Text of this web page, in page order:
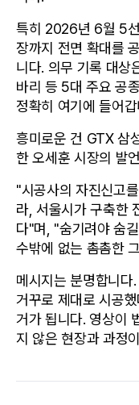
특히 2026년 6월 5
장까지 전면 확대를
니다. 의무 기록 대상
바리 등 5대 주요 공
정확히 여기에 들어
흥미로운 건 GTX 삼
한 오세훈 시장의 발
"시공사의 자진신고
라, 서울시가 구축한
다"며, "숨기려야 숨
수밖에 없는 촘촘한
메시지는 분명합니다
거꾸로 제대로 시공
거가 됩니다. 영상이
지 않은 현장과 과정